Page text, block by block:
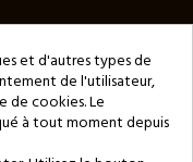
et d'autres types de
de l'utilisateur,
de cookies. Le
à tout moment depuis